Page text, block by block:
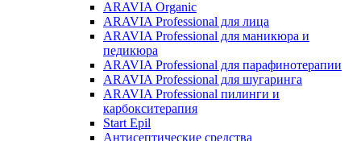
ARAVIA Organic
ARAVIA Professional для лица
ARAVIA Professional для маникюра и
педикюра
ARAVIA Professional для парафинотерапии
ARAVIA Professional для шугаринга
ARAVIA Professional пилинги и
карбокситерапия
Start Epil
Антисептические средства